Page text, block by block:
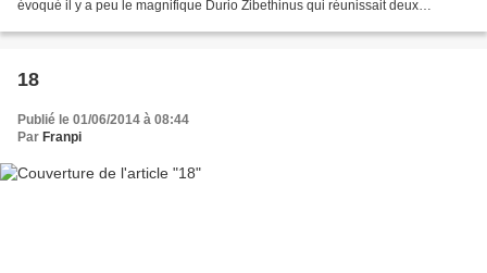
évoqué il y a peu le magnifique Durio Zibethinus qui réunissait deux
18
Publié le 01/06/2014 à 08:44
Par Franpi